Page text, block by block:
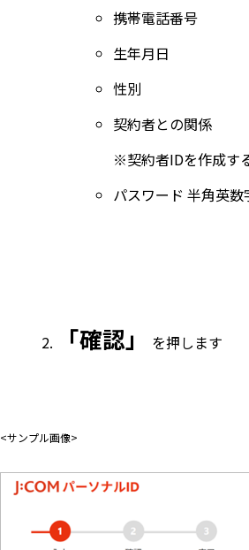
携帯電話番号
生年月日
性別
契約者との関係
※契約者IDを作成す
パスワード 半角英
「確認」 を押します
<サンプル画像>